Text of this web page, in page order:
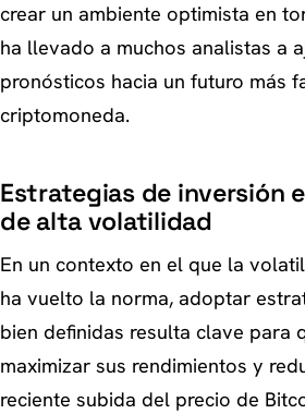
crear un ambiente optimista en
ha llevado a muchos analistas a
pronósticos hacia un futuro más
criptomoneda.
Estrategias de inversión
de alta volatilidad
En un contexto en el que la
ha vuelto la norma, adoptar
bien definidas resulta clave para
maximizar sus rendimientos y
reciente subida del precio de